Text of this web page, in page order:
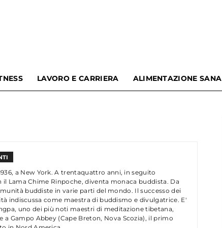
Omnama
|
LAVORO E CARRIERA ALIMENTAZIONE SANA
a New York. A trentaquattro anni, in seguito
il Lama Chime Rinpoche, diventa monaca buddista. Da
buddiste in varie parti del mondo. Il successo dei
indiscussa come maestra di buddismo e divulgatrice. E'
uno dei più noti maestri di meditazione tibetana,
a Gampo Abbey (Cape Breton, Nova Scozia), il primo